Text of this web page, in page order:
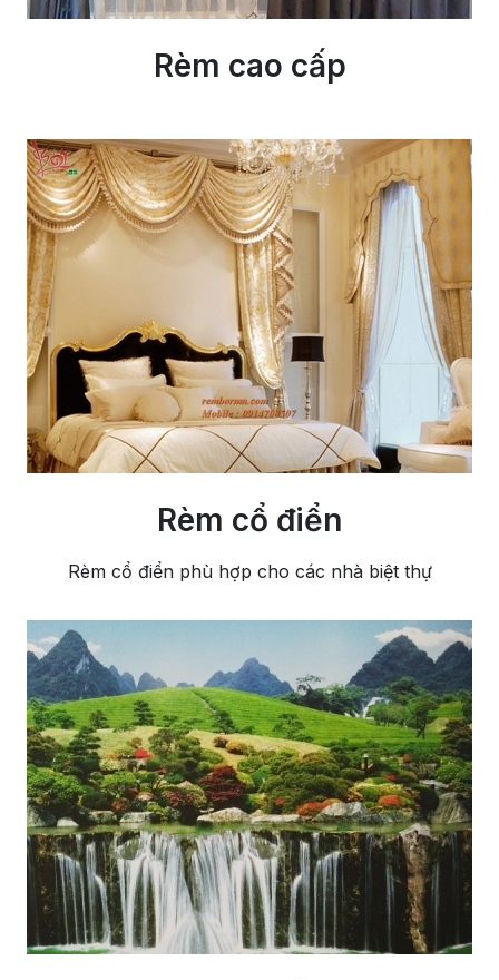
Rèm cao cấp
Rèm cổ điển
Rèm cổ điển phù hợp cho các nhà biệt thự